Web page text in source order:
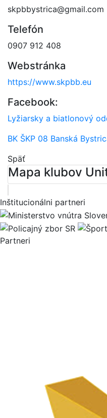
skpbbystrica@gmail.com
Telefón
0907 912 408
Webstránka
https://www.skpbb.eu
Facebook:
Lyžiarsky a biatlonový
BK ŠKP 08 Banská
Späť
Mapa klubov
−
Inštitucionálni partneri
Partneri